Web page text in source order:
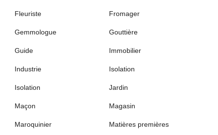
Fleuriste Fromager
Gemmologue Gouttière
Guide Immobilier
Industrie Isolation
Isolation Jardin
Maçon Magasin
Maroquinier Matières premières